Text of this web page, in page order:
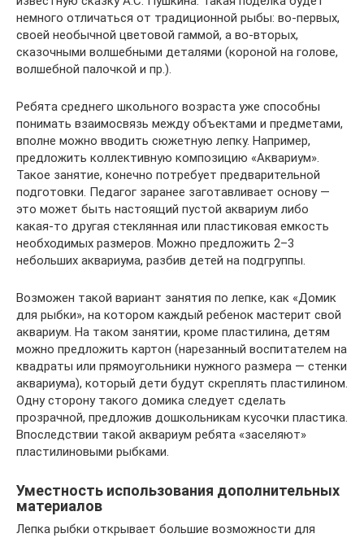
немного отличаться от традиционной рыбы: во-первых,
своей необычной цветовой гаммой, а во-вторых,
сказочными волшебными деталями (короной на голове,
волшебной палочкой и пр.).
Ребята среднего школьного возраста уже способны
понимать взаимосвязь между объектами и предметами,
вполне можно вводить сюжетную лепку. Например,
предложить коллективную композицию «Аквариум».
Такое занятие, конечно потребует предварительной
подготовки. Педагог заранее заготавливает основу —
это может быть настоящий пустой аквариум либо
какая-то другая стеклянная или пластиковая емкость
необходимых размеров. Можно предложить 2–3
небольших аквариума, разбив детей на подгруппы.
Возможен такой вариант занятия по лепке, как «Домик
для рыбки», на котором каждый ребенок мастерит свой
аквариум. На таком занятии, кроме пластилина, детям
можно предложить картон (нарезанный воспитателем на
квадраты или прямоугольники нужного размера — стенки
аквариума), который дети будут скреплять пластилином.
Одну сторону такого домика следует сделать
прозрачной, предложив дошкольникам кусочки пластика.
Впоследствии такой аквариум ребята «заселяют»
пластилиновыми рыбками.
Уместность использования дополнительных
материалов
Лепка рыбки открывает большие возможности для